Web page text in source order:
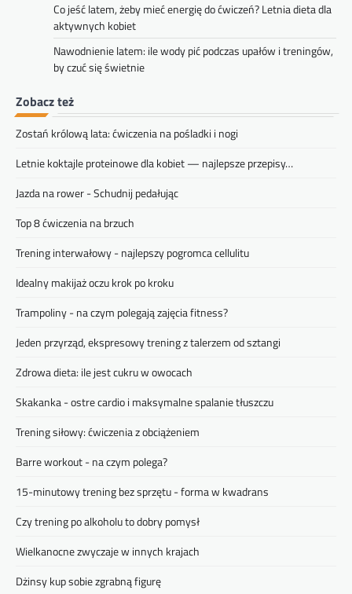
Co jeść latem, żeby mieć energię do ćwiczeń? Letnia dieta dla
aktywnych kobiet
Nawodnienie latem: ile wody pić podczas upałów i treningów,
by czuć się świetnie
Zobacz też
Zostań królową lata: ćwiczenia na pośladki i nogi
Letnie koktajle proteinowe dla kobiet — najlepsze przepisy…
Jazda na rower - Schudnij pedałując
Top 8 ćwiczenia na brzuch
Trening interwałowy - najlepszy pogromca cellulitu
Idealny makijaż oczu krok po kroku
Trampoliny - na czym polegają zajęcia fitness?
Jeden przyrząd, ekspresowy trening z talerzem od sztangi
Zdrowa dieta: ile jest cukru w owocach
Skakanka - ostre cardio i maksymalne spalanie tłuszczu
Trening siłowy: ćwiczenia z obciążeniem
Barre workout - na czym polega?
15-minutowy trening bez sprzętu - forma w kwadrans
Czy trening po alkoholu to dobry pomysł
Wielkanocne zwyczaje w innych krajach
Dżinsy kup sobie zgrabną figurę